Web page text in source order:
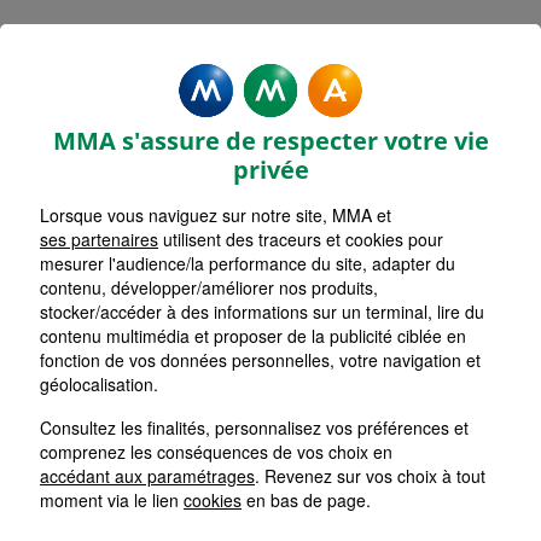
Mentions légales - MMA LA
FERTE GAUCHER
Accueil
Retour
Mentions Légales
Les cookies sur le site de votre
Agent Général MMA
MMA s'assure de respecter votre vie
privée
Lorsque vous naviguez sur notre site, MMA et
ses partenaires utilisent des traceurs et cookies pour
mesurer l'audience/la performance du site, adapter du
contenu, développer/améliorer nos produits,
stocker/accéder à des informations sur un terminal, lire du
contenu multimédia et proposer de la publicité ciblée en
fonction de vos données personnelles, votre navigation et
géolocalisation.
Consultez les finalités, personnalisez vos préférences et
comprenez les conséquences de vos choix en
accédant aux paramétrages. Revenez sur vos choix à tout
moment via le lien cookies en bas de page.